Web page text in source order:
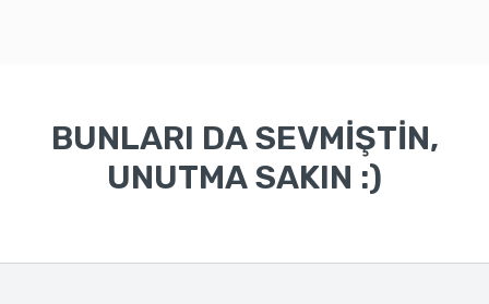
BUNLARI DA SEVMİŞTİN,
UNUTMA SAKIN :)